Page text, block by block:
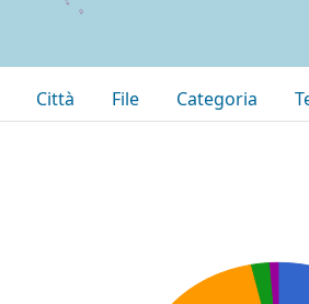
Città File Categoria